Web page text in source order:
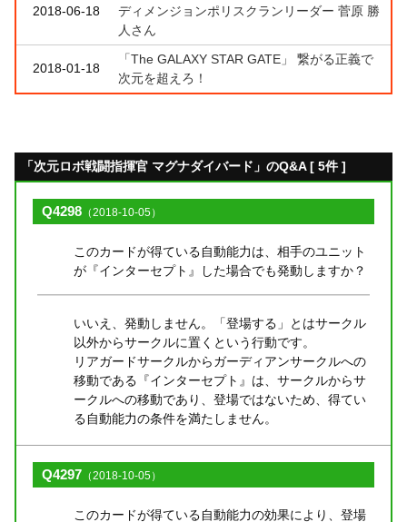
2018-06-18
ディメンジョンポリスクランリーダー 菅原 勝
人さん
2018-01-18
「The GALAXY STAR GATE」 繋がる正義で
次元を超えろ！
「次元ロボ戦闘指揮官 マグナダイバード」のQ&A [ 5件 ]
Q4298 （2018-10-05）
このカードが得ている自動能力は、相手のユニット
が『インターセプト』した場合でも発動しますか？
いいえ、発動しません。「登場する」とはサークル
以外からサークルに置くという行動です。
リアガードサークルからガーディアンサークルへの
移動である『インターセプト』は、サークルからサ
ークルへの移動であり、登場ではないため、得てい
る自動能力の条件を満たしません。
Q4297 （2018-10-05）
このカードが得ている自動能力の効果により、登場